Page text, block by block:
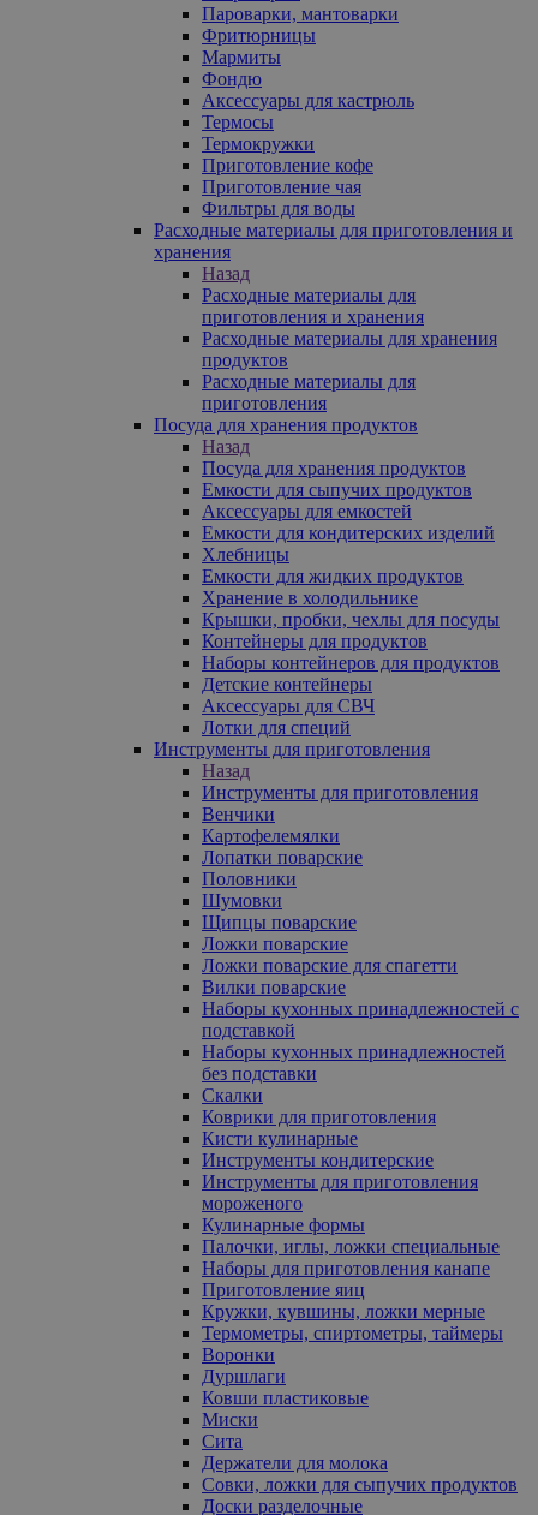
Пароварки, мантоварки
Фритюрницы
Мармиты
Фондю
Аксессуары для кастрюль
Термосы
Термокружки
Приготовление кофе
Приготовление чая
Фильтры для воды
Расходные материалы для приготовления и
хранения
Назад
Расходные материалы для
приготовления и хранения
Расходные материалы для хранения
продуктов
Расходные материалы для
приготовления
Посуда для хранения продуктов
Назад
Посуда для хранения продуктов
Емкости для сыпучих продуктов
Аксессуары для емкостей
Емкости для кондитерских изделий
Хлебницы
Емкости для жидких продуктов
Хранение в холодильнике
Крышки, пробки, чехлы для посуды
Контейнеры для продуктов
Наборы контейнеров для продуктов
Детские контейнеры
Аксессуары для СВЧ
Лотки для специй
Инструменты для приготовления
Назад
Инструменты для приготовления
Венчики
Картофелемялки
Лопатки поварские
Половники
Шумовки
Щипцы поварские
Ложки поварские
Ложки поварские для спагетти
Вилки поварские
Наборы кухонных принадлежностей с
подставкой
Наборы кухонных принадлежностей
без подставки
Скалки
Коврики для приготовления
Кисти кулинарные
Инструменты кондитерские
Инструменты для приготовления
мороженого
Кулинарные формы
Палочки, иглы, ложки специальные
Наборы для приготовления канапе
Приготовление яиц
Кружки, кувшины, ложки мерные
Термометры, спиртометры, таймеры
Воронки
Дуршлаги
Ковши пластиковые
Миски
Сита
Держатели для молока
Совки, ложки для сыпучих продуктов
Доски разделочные